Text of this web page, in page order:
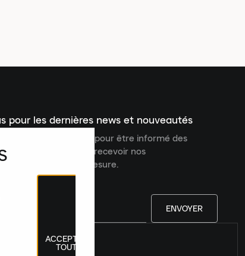
pour les dernières news et nouveautés
à la newsletter Laced pour être informé des
collections et recevoir nos
de produits sur mesure.
ENVOYER
ACCEPTER
TOUT